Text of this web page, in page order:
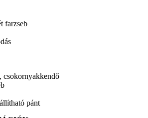
farzseb
csokornyakkendő
pánt